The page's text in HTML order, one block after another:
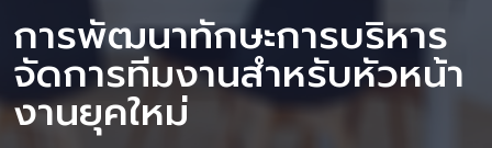
การพัฒนาทักษะการบริหาร
จัดการทีมงานสำหรับหัวหน้า
งานยุคใหม่